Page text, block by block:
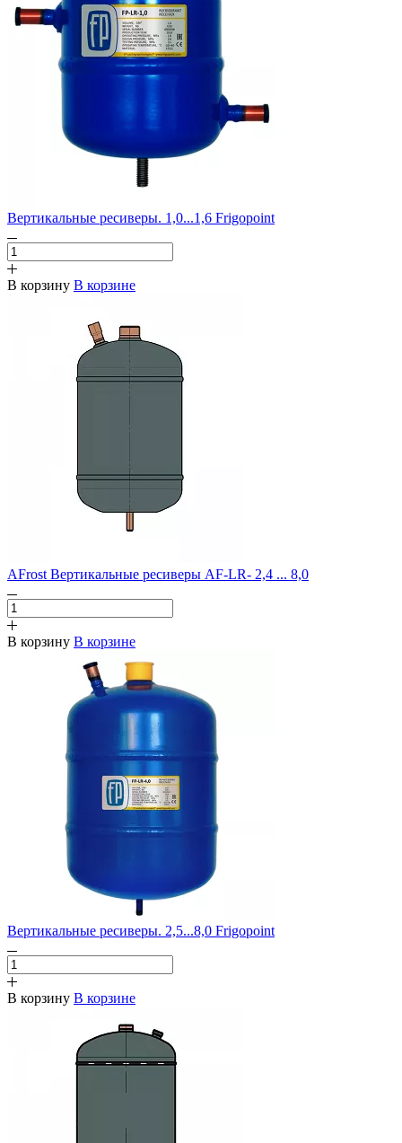
Вертикальные ресиверы. 1,0...1,6 Frigopoint
В корзину В корзине
AFrost Вертикальные ресиверы AF-LR- 2,4 ... 8,0
В корзину В корзине
Вертикальные ресиверы. 2,5...8,0 Frigopoint
В корзину В корзине